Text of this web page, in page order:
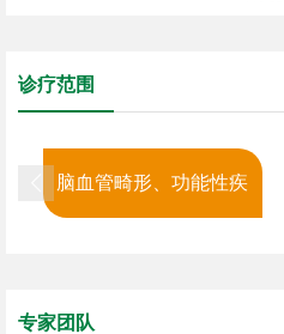
床。根据其使用聚焦后的伽玛射线代替手
聚焦颅脑内的预选靶点，一次性地损毁靶
手术切除病灶的治疗效果。
由于每一束射线通过颅脑组织的剂量是安
诊疗范围
脑血管畸形、功能性疾
专家团队